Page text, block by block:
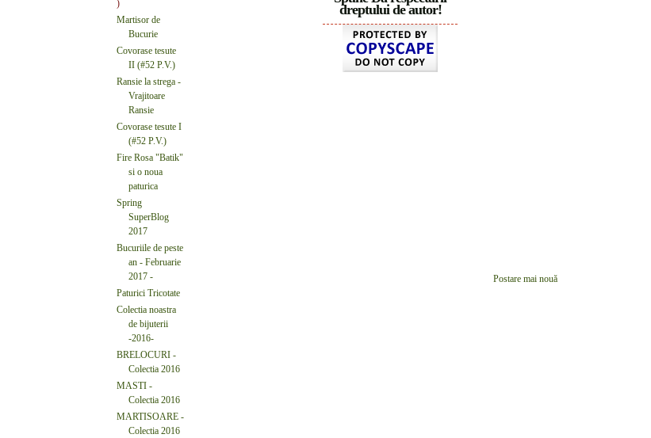
Postare mai nouă
dreptului de autor!
)
Martisor de
Bucurie
Covorase tesute
II (#52 P.V.)
Ransie la strega -
Vrajitoare
Ransie
Covorase tesute I
(#52 P.V.)
Fire Rosa "Batik"
si o noua
paturica
Spring
SuperBlog
2017
Bucuriile de peste
an - Februarie
2017 -
Paturici Tricotate
Colectia noastra
de bijuterii
-2016-
BRELOCURI -
Colectia 2016
MASTI -
Colectia 2016
MARTISOARE -
Colectia 2016